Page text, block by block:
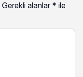
Gerekli alanlar * ile